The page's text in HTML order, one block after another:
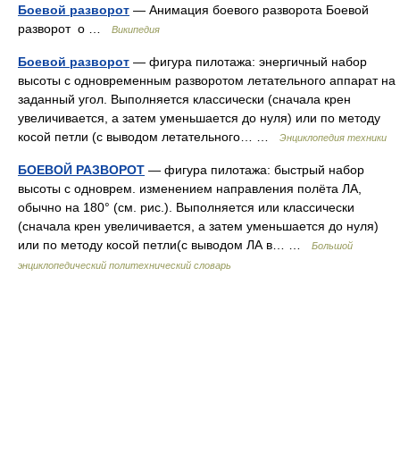
Боевой разворот — Анимация боевого разворота Боевой
разворот о …
Википедия
Боевой разворот — фигура пилотажа: энергичный набор
высоты с одновременным разворотом летательного аппарат на
заданный угол. Выполняется классически (сначала крен
увеличивается, а затем уменьшается до нуля) или по методу
косой петли (с выводом летательного… …
Энциклопедия техники
БОЕВОЙ РАЗВОРОТ — фигура пилотажа: быстрый набор
высоты с одноврем. изменением направления полёта ЛА,
обычно на 180° (см. рис.). Выполняется или классически
(сначала крен увеличивается, а затем уменьшается до нуля)
или по методу косой петли(с выводом ЛА в… …
Большой
энциклопедический политехнический словарь